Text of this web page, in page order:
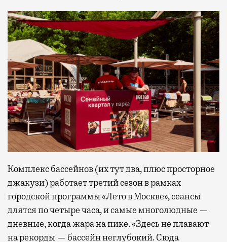
Комплекс бассейнов (их тут два, плюс просторное
джакузи) работает третий сезон в рамках
городской программы «Лето в Москве», сеансы
длятся по четыре часа, и самые многолюдные —
дневные, когда жара на пике. «Здесь не плавают
на рекорды — бассейн неглубокий. Сюда